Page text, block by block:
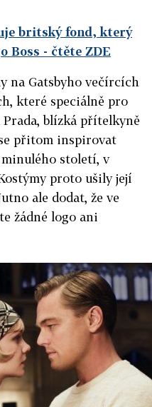
britský fond, který
Boss - čtěte ZDE
na Gatsbyho večírcích
které speciálně pro
blízká přítelkyně
přitom inspirovat
století, v
proto ušily její
ale dodat, že ve
žádné logo ani